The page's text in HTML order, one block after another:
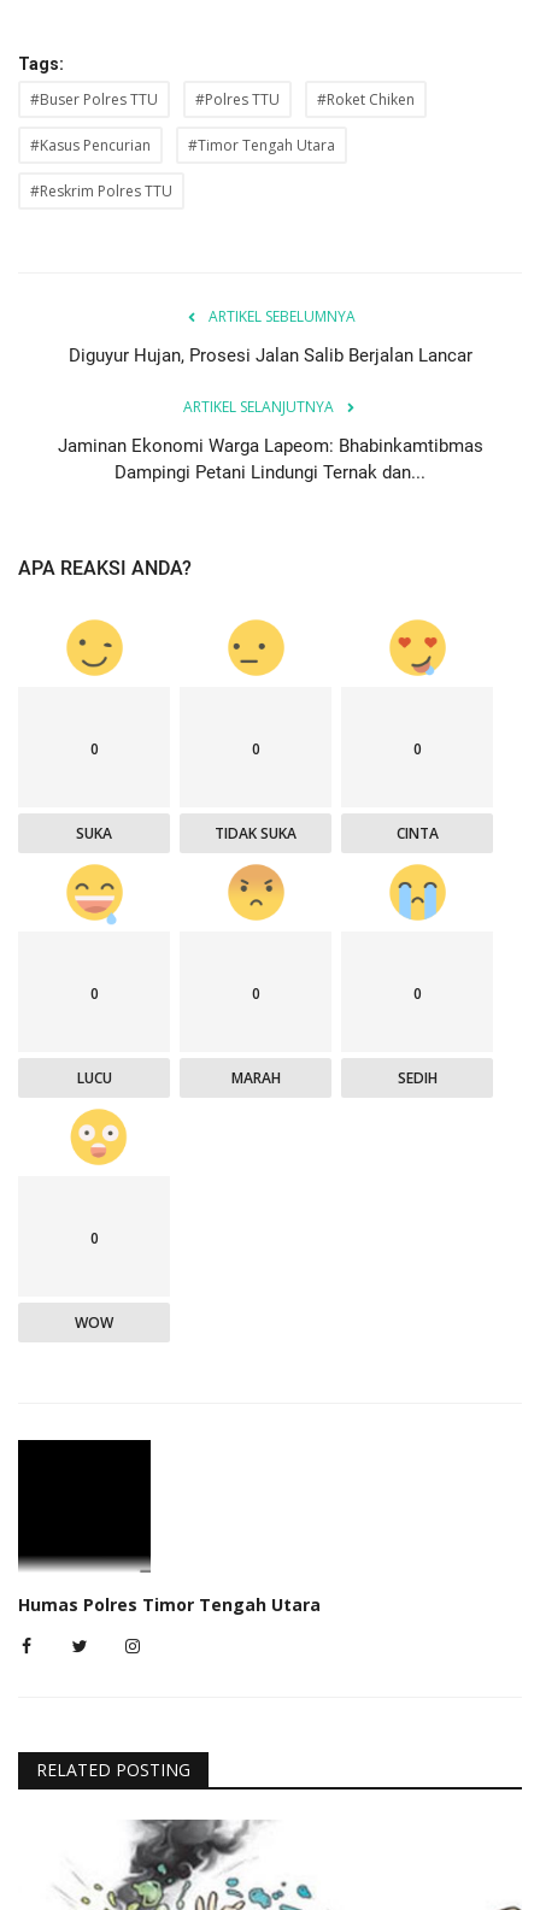
Tags:
#Buser Polres TTU #Polres TTU #Roket Chiken
#Kasus Pencurian #Timor Tengah Utara
#Reskrim Polres TTU
ARTIKEL SEBELUMNYA
Diguyur Hujan, Prosesi Jalan Salib Berjalan Lancar
ARTIKEL SELANJUTNYA
Jaminan Ekonomi Warga Lapeom: Bhabinkamtibmas
Dampingi Petani Lindungi Ternak dan...
APA REAKSI ANDA?
0
SUKA
0
TIDAK SUKA
0
CINTA
0
LUCU
0
MARAH
0
SEDIH
0
WOW
Humas Polres Timor Tengah Utara
RELATED POSTING